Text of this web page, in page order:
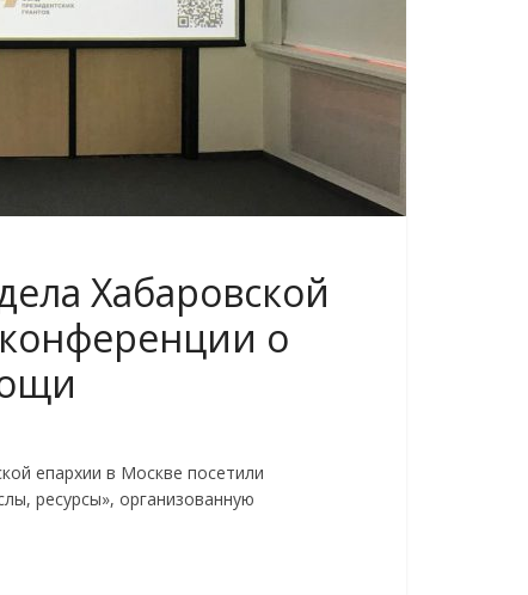
Хабаровской
о
епархии в Москве посетили
ресурсы», организованную